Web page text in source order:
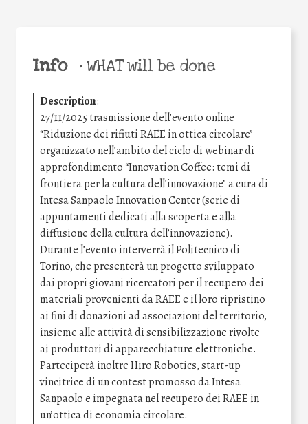
Info •WHAT will be done
Description:
27/11/2025 trasmissione dell’evento online
“Riduzione dei rifiuti RAEE in ottica circolare”
organizzato nell’ambito del ciclo di webinar di
approfondimento “Innovation Coffee: temi di
frontiera per la cultura dell’innovazione” a cura di
Intesa Sanpaolo Innovation Center (serie di
appuntamenti dedicati alla scoperta e alla
diffusione della cultura dell’innovazione).
Durante l’evento interverrà il Politecnico di
Torino, che presenterà un progetto sviluppato
dai propri giovani ricercatori per il recupero dei
materiali provenienti da RAEE e il loro ripristino
ai fini di donazioni ad associazioni del territorio,
insieme alle attività di sensibilizzazione rivolte
ai produttori di apparecchiature elettroniche.
Parteciperà inoltre Hiro Robotics, start-up
vincitrice di un contest promosso da Intesa
Sanpaolo e impegnata nel recupero dei RAEE in
un’ottica di economia circolare.